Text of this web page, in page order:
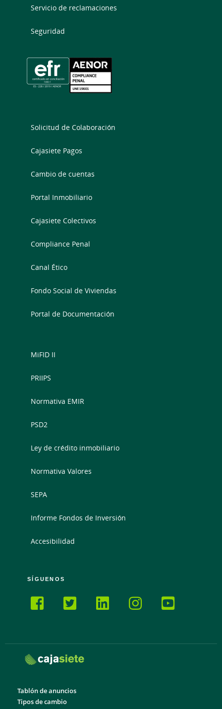
Servicio de reclamaciones
Seguridad
Solicitud de Colaboración
Cajasiete Pagos
Cambio de cuentas
Portal Inmobiliario
Cajasiete Colectivos
Compliance Penal
Canal Ético
Fondo Social de Viviendas
Portal de Documentación
MiFID II
PRIIPS
Normativa EMIR
PSD2
Ley de crédito inmobiliario
Normativa Valores
SEPA
Informe Fondos de Inversión
Accesibilidad
SÍGUENOS
Tablón de anuncios
Tipos de cambio